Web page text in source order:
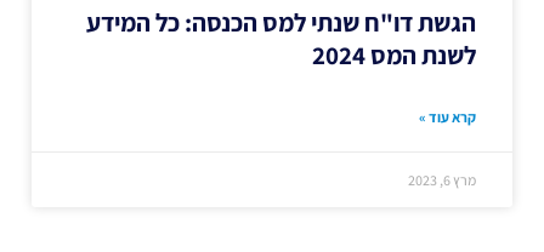
הגשת דו"ח שנתי למס הכנסה: כל המידע
לשנת המס 2024
קרא עוד »
מרץ 6, 2023